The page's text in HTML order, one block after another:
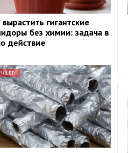
гигантские
без химии: задача в
действие